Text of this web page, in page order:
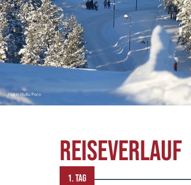
Hotel Hullu Poro
REISEVERLAUF
1. TAG